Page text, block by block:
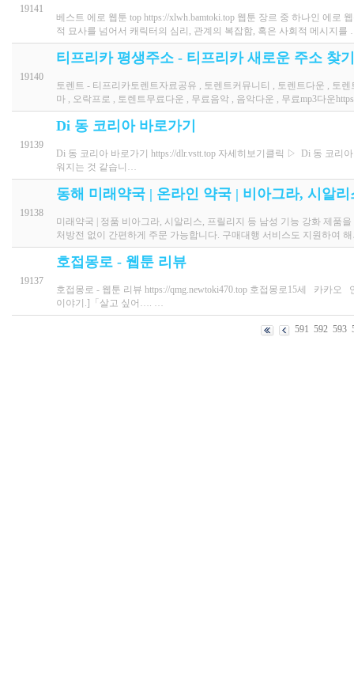
19141
베스트 에로 웹툰 top https://xlwh.bamtoki.top 웹툰 장르 중 하나인 에
적 묘사를 넘어서 캐릭터의 심리, 관계의 복잡함, 혹은 사회적 메시지를
19140
티프리카 평생주소 - 티프리카 새로운 주소 찾
토렌트 - 티프리카토렌트자료공유 , 토렌트커뮤니티 , 토렌트다운 , 토
마 , 오락프로 , 토렌트무료다운 , 무료음악 , 음악다운 , 무료mp3다운
19139
Di 동 코리아 바로가기
Di 동 코리아 바로가기 https://dlr.vstt.top 자세히보기클릭 ▷ Di 동 코리
워지는 것 같습니…
19138
동해 미래약국 | 온라인 약국 | 비아그라, 시알
미래약국 | 정품 비아그라, 시알리스, 프릴리지 등 남성 기능 강화 제품
처방전 없이 간편하게 주문 가능합니다. 구매대행 서비스도 지원하여
19137
호접몽로 - 웹툰 리뷰
호접몽로 - 웹툰 리뷰 https://qmg.newtoki470.top 호접몽로15세 카카
이야기.]「살고 싶어…. …
591 592 593